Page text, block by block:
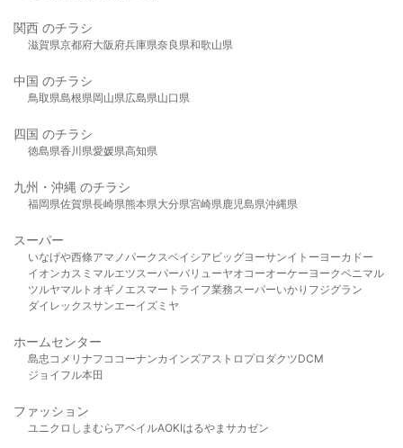
関西 のチラシ
滋賀県京都府大阪府兵庫県奈良県和歌山県
中国 のチラシ
鳥取県島根県岡山県広島県山口県
四国 のチラシ
徳島県香川県愛媛県高知県
九州・沖縄 のチラシ
福岡県佐賀県長崎県熊本県大分県宮崎県鹿児島県沖縄県
スーパー
いなげや西條アマノパークスベイシア ビッグヨーサンイトーヨーカドー
イオンカスミ マルエツスーパーバリューヤオコーオーケー ヨークベニマル
ツルヤマルト オギノ エスマート ライフ業務スーパーいかり フジグラン
ダイレックスサンエーイズミヤ
ホームセンター
島忠 コメリ ナフコ コーナンカインズアストロプロダクツDCM
ジョイフル本田
ファッション
ユニクロ しまむら アベイルAOKIはるやま サカゼン